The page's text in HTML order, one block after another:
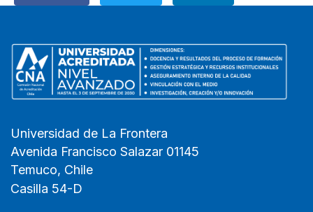
Universidad de La Frontera
Avenida Francisco Salazar 01145
Temuco, Chile
Casilla 54-D